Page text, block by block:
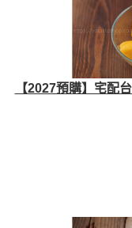
【2027預購】宅配